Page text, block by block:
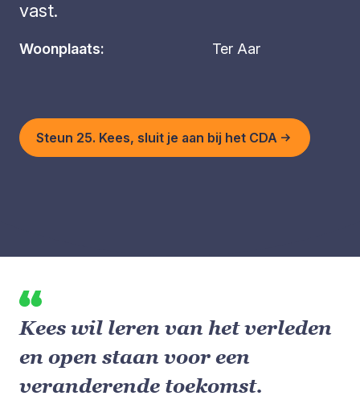
vast.
Woonplaats: Ter Aar
Steun 25. Kees, sluit je aan bij het CDA
Kees wil leren van het verleden
en open staan voor een
veranderende toekomst.